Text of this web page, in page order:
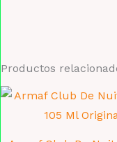
Productos